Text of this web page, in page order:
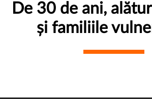
De 30 de ani,
și familiile